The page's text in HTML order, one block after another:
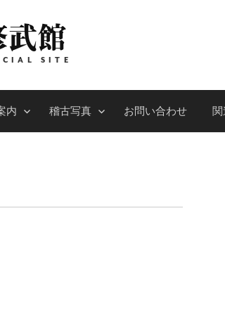
館
SITE
内 稽古写真 お問い合わせ